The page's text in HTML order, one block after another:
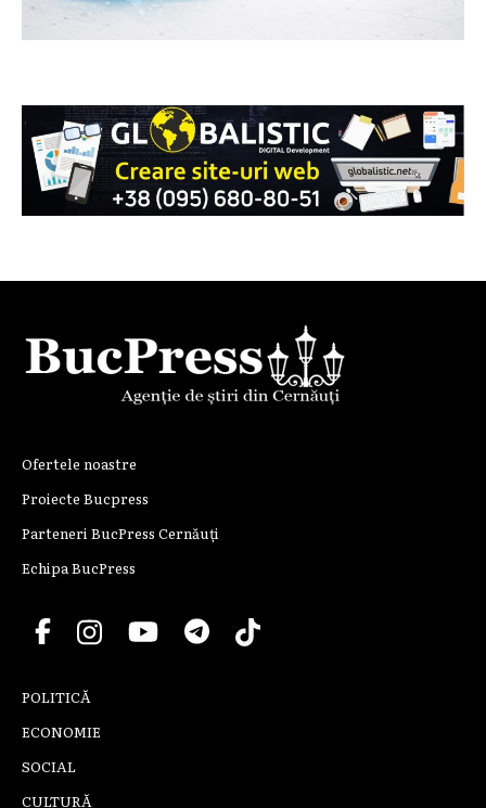
Ofertele noastre
Proiecte Bucpress
Parteneri BucPress Cernăuți
Echipa BucPress
POLITICĂ
ECONOMIE
SOCIAL
CULTURĂ